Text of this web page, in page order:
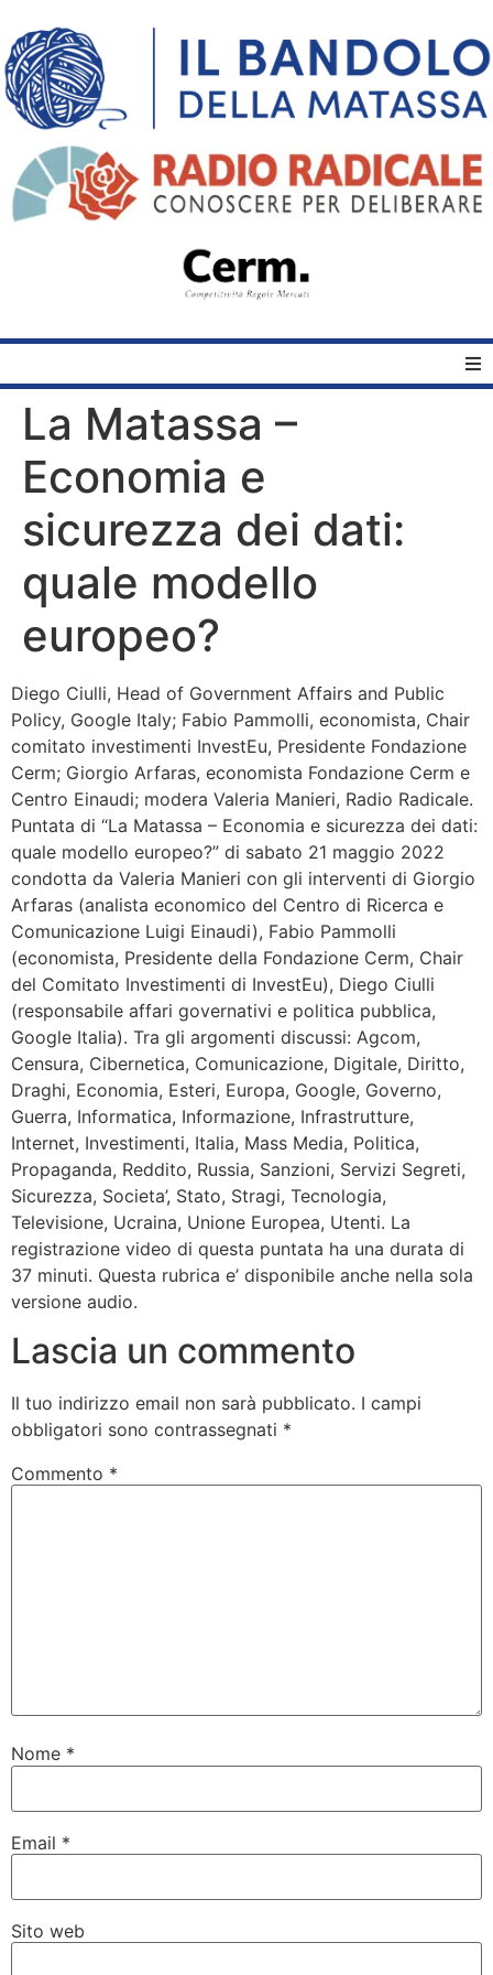
Bandolo
Connessioni
Fondazione CERM – Idee
La Matassa –
Economia e
sicurezza dei dati:
quale modello
europeo?
Diego Ciulli, Head of Government Affairs and Public
Policy, Google Italy; Fabio Pammolli, economista, Chair
comitato investimenti InvestEu, Presidente Fondazione
Cerm; Giorgio Arfaras, economista Fondazione Cerm e
Centro Einaudi; modera Valeria Manieri, Radio Radicale.
Puntata di “La Matassa – Economia e sicurezza dei dati:
quale modello europeo?” di sabato 21 maggio 2022
condotta da Valeria Manieri con gli interventi di Giorgio
Arfaras (analista economico del Centro di Ricerca e
Comunicazione Luigi Einaudi), Fabio Pammolli
(economista, Presidente della Fondazione Cerm, Chair
del Comitato Investimenti di InvestEu), Diego Ciulli
(responsabile affari governativi e politica pubblica,
Google Italia). Tra gli argomenti discussi: Agcom,
Censura, Cibernetica, Comunicazione, Digitale, Diritto,
Draghi, Economia, Esteri, Europa, Google, Governo,
Guerra, Informatica, Informazione, Infrastrutture,
Internet, Investimenti, Italia, Mass Media, Politica,
Propaganda, Reddito, Russia, Sanzioni, Servizi Segreti,
Sicurezza, Societa’, Stato, Stragi, Tecnologia,
Televisione, Ucraina, Unione Europea, Utenti. La
registrazione video di questa puntata ha una durata di
37 minuti. Questa rubrica e’ disponibile anche nella sola
versione audio.
Lascia un commento
Il tuo indirizzo email non sarà pubblicato. I campi
obbligatori sono contrassegnati *
Commento *
Nome *
Email *
Sito web